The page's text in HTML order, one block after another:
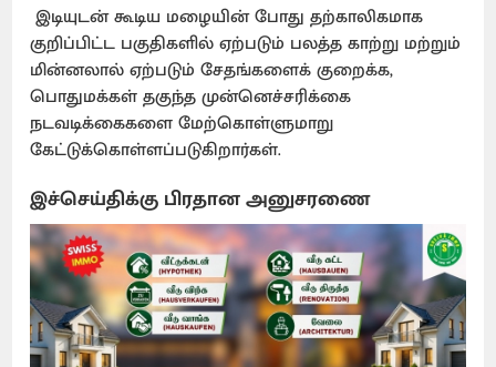
இடியுடன் கூடிய மழையின் போது தற்காலிகமாக
குறிப்பிட்ட பகுதிகளில் ஏற்படும் பலத்த காற்று மற்றும்
மின்னலால் ஏற்படும் சேதங்களைக் குறைக்க,
பொதுமக்கள் தகுந்த முன்னெச்சரிக்கை
நடவடிக்கைகளை மேற்கொள்ளுமாறு
கேட்டுக்கொள்ளப்படுகிறார்கள்.
இச்செய்திக்கு பிரதான அனுசரணை